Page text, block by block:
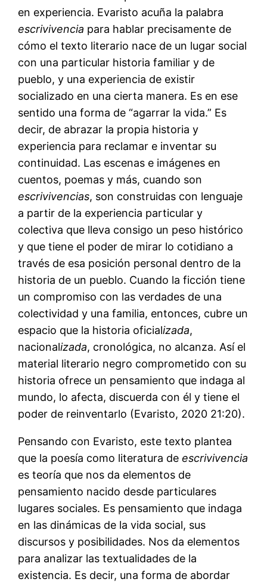
en experiencia. Evaristo acuña la palabra
escrivivencia para hablar precisamente de
cómo el texto literario nace de un lugar social
con una particular historia familiar y de
pueblo, y una experiencia de existir
socializado en una cierta manera. Es en ese
sentido una forma de “agarrar la vida.” Es
decir, de abrazar la propia historia y
experiencia para reclamar e inventar su
continuidad. Las escenas e imágenes en
cuentos, poemas y más, cuando son
escrivivencias, son construidas con lenguaje
a partir de la experiencia particular y
colectiva que lleva consigo un peso histórico
y que tiene el poder de mirar lo cotidiano a
través de esa posición personal dentro de la
historia de un pueblo. Cuando la ficción tiene
un compromiso con las verdades de una
colectividad y una familia, entonces, cubre un
espacio que la historia oficializada,
nacionalizada, cronológica, no alcanza. Así el
material literario negro comprometido con su
historia ofrece un pensamiento que indaga al
mundo, lo afecta, discuerda con él y tiene el
poder de reinventarlo (Evaristo, 2020 21:20).
Pensando con Evaristo, este texto plantea
que la poesía como literatura deescrivivencia
es teoría que nos da elementos de
pensamiento nacido desde particulares
lugares sociales. Es pensamiento que indaga
en las dinámicas de la vida social, sus
discursos y posibilidades. Nos da elementos
para analizar las textualidades de la
existencia. Es decir, una forma de abordar